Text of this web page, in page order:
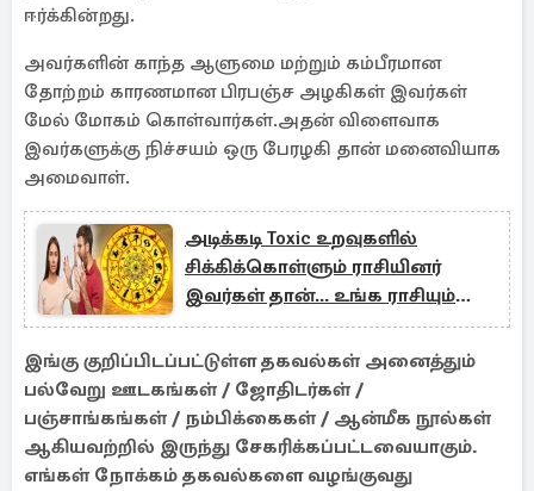
ஈர்க்கின்றது.
அவர்களின் காந்த ஆளுமை மற்றும் கம்பீரமான
தோற்றம் காரணமான பிரபஞ்ச அழகிகள் இவர்கள்
மேல் மோகம் கொள்வார்கள்.அதன் விளைவாக
இவர்களுக்கு நிச்சயம் ஒரு பேரழகி தான் மனைவியாக
அமைவாள்.
அடிக்கடி Toxic உறவுகளில்
சிக்கிக்கொள்ளும் ராசியினர்
இவர்கள் தான்... உங்க ராசியும்
இதுல இருக்கா?
இங்கு குறிப்பிடப்பட்டுள்ள தகவல்கள் அனைத்தும்
பல்வேறு ஊடகங்கள் / ஜோதிடர்கள் /
பஞ்சாங்கங்கள் / நம்பிக்கைகள் / ஆன்மீக நூல்கள்
ஆகியவற்றில் இருந்து சேகரிக்கப்பட்டவையாகும்.
எங்கள் நோக்கம் தகவல்களை வழங்குவது